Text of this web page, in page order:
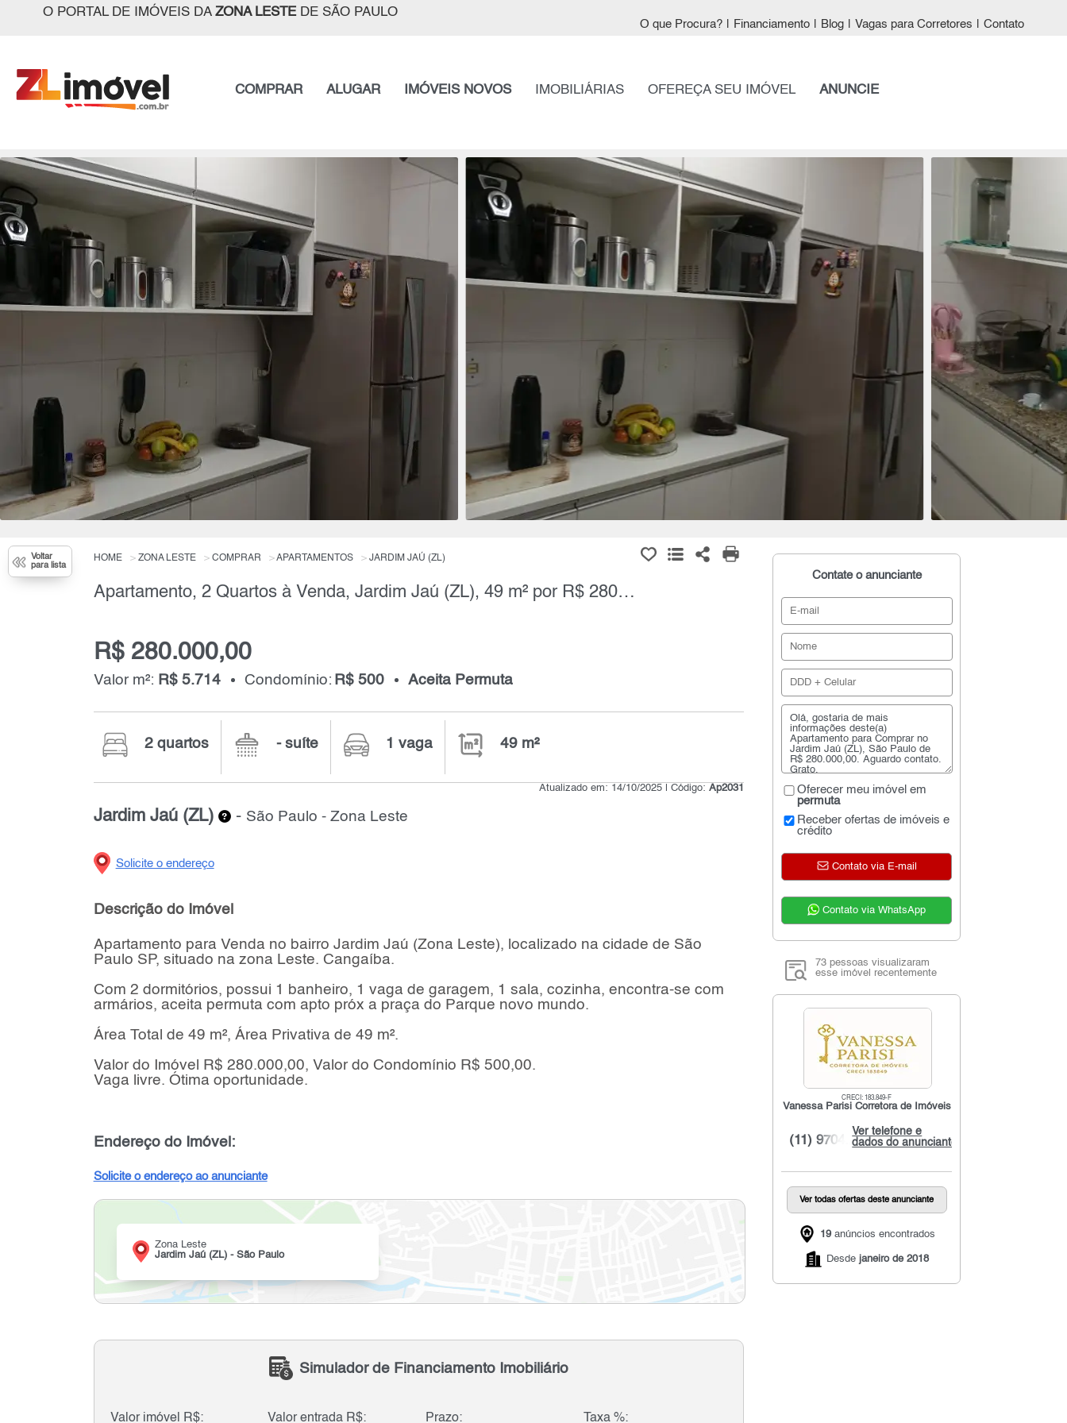
O PORTAL DE IMÓVEIS DA ZONA LESTEDE SÃO PAULO
O que Procura? Financiamento Blog Vagas para Corretores Contato
COMPRAR ALUGAR IMÓVEIS NOVOS IMOBILIÁRIAS OFEREÇA SEU IMÓVEL ANUNCIE
Voltar
para lista
HOME ZONA LESTE COMPRAR APARTAMENTOS JARDIM JAÚ (ZL)
Apartamento, 2 Quartos à Venda, Jardim Jaú (ZL), 49 m² por R$ 280.000,00
R$ 280.000,00
Valor m²: R$ 5.714 Condomínio: R$ 500 Aceita Permuta
2 quartos - suíte 1 vaga 49 m²
Atualizado em: 14/10/2025 | Código:Ap2031
Jardim Jaú (ZL) - São Paulo - Zona Leste
Solicite o endereço
Descrição do Imóvel
Apartamento para Venda no bairro Jardim Jaú (Zona Leste), localizado na cidade de São
Paulo SP, situado na zona Leste. Cangaíba.
Com 2 dormitórios, possui 1 banheiro, 1 vaga de garagem, 1 sala, cozinha, encontra-se com
armários, aceita permuta com apto próx a praça do Parque novo mundo.
Área Total de 49 m², Área Privativa de 49 m².
Valor do Imóvel R$ 280.000,00, Valor do Condomínio R$ 500,00.
Vaga livre. Ótima oportunidade.
Endereço do Imóvel:
Solicite o endereço ao anunciante
Zona Leste
Jardim Jaú (ZL) - São Paulo
Simulador de Financiamento Imobiliário
Valor imóvel R$: Valor entrada R$: Prazo: Taxa %:
Contate o anunciante
Oferecer meu imóvel em
permuta
Receber ofertas de imóveis e
crédito
Contato via E-mail
Contato via WhatsApp
73 pessoas visualizaram
esse imóvel recentemente
CRECI: 183.849-F
Vanessa Parisi Corretora de Imóveis
Ver telefone e
dados do anunciante
(11) 9704...
Ver todas ofertas deste anunciante
19 anúncios encontrados
Desde janeiro de 2018